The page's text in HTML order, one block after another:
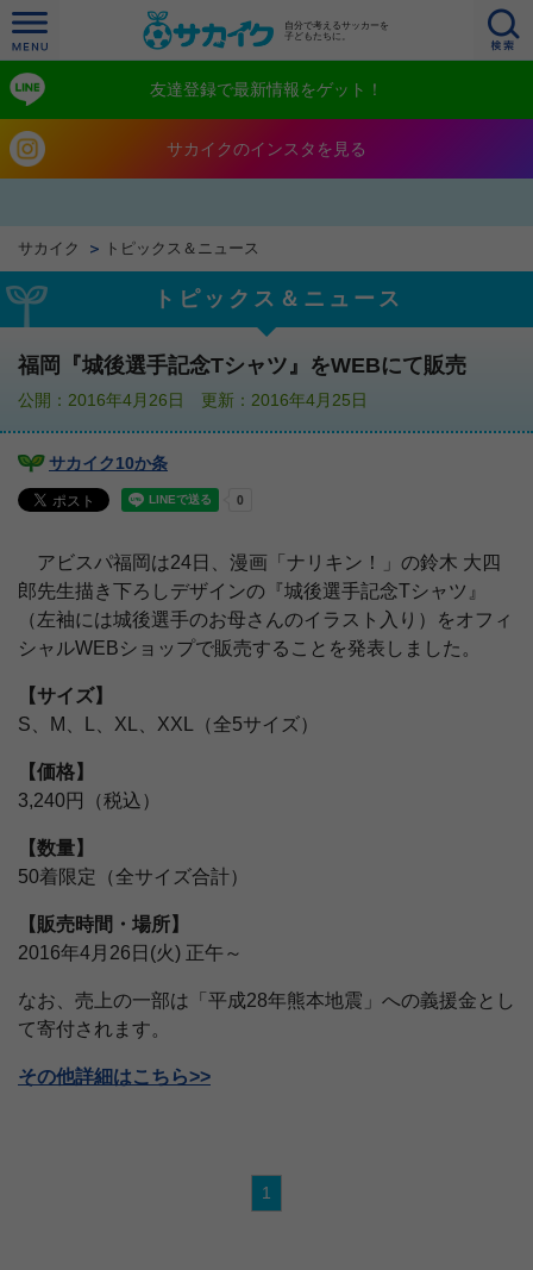
自分で考えるサッカーを
子どもたちに。
友達登録で最新情報をゲット！
サカイクのインスタを見る
サカイク トピックス＆ニュース
トピックス＆ニュース
福岡『城後選手記念Tシャツ』をWEBにて販売
公開：2016年4月26日 更新：2016年4月25日
サカイク10か条
アビスパ福岡は24日、漫画「ナリキン！」の鈴木 大四
郎先生描き下ろしデザインの『城後選手記念Tシャツ』
（左袖には城後選手のお母さんのイラスト入り）をオフィ
シャルWEBショップで販売することを発表しました。
【サイズ】
S、M、L、XL、XXL（全5サイズ）
【価格】
3,240円（税込）
【数量】
50着限定（全サイズ合計）
【販売時間・場所】
2016年4月26日(火) 正午～
なお、売上の一部は「平成28年熊本地震」への義援金とし
て寄付されます。
その他詳細はこちら>>
1